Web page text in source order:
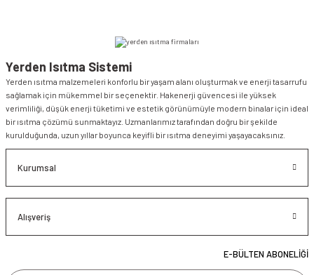
Yerden Isıtma Sistemi
Yerden ısıtma malzemeleri konforlu bir yaşam alanı oluşturmak ve enerji tasarrufu
sağlamak için mükemmel bir seçenektir. Hakenerji güvencesi ile yüksek
verimliliği, düşük enerji tüketimi ve estetik görünümüyle modern binalar için ideal
bir ısıtma çözümü sunmaktayız. Uzmanlarımız tarafından doğru bir şekilde
kurulduğunda, uzun yıllar boyunca keyifli bir ısıtma deneyimi yaşayacaksınız.
Kurumsal
Alışveriş
E-BÜLTEN ABONELİĞİ